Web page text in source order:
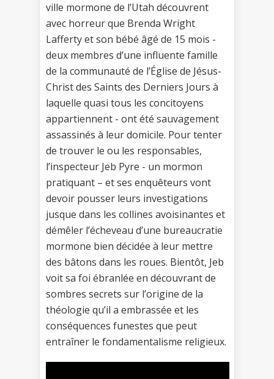
ville mormone de l’Utah découvrent
avec horreur que Brenda Wright
Lafferty et son bébé âgé de 15 mois -
deux membres d’une influente famille
de la communauté de l’Église de Jésus-
Christ des Saints des Derniers Jours à
laquelle quasi tous les concitoyens
appartiennent - ont été sauvagement
assassinés à leur domicile. Pour tenter
de trouver le ou les responsables,
l’inspecteur Jeb Pyre - un mormon
pratiquant – et ses enquêteurs vont
devoir pousser leurs investigations
jusque dans les collines avoisinantes et
démêler l’écheveau d’une bureaucratie
mormone bien décidée à leur mettre
des bâtons dans les roues. Bientôt, Jeb
voit sa foi ébranlée en découvrant de
sombres secrets sur l’origine de la
théologie qu’il a embrassée et les
conséquences funestes que peut
entraîner le fondamentalisme religieux.